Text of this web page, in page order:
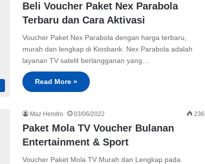
Beli Voucher Paket Nex Parabola
Terbaru dan Cara Aktivasi
Voucher Paket Nex Parabola dengan harga terbaru,
murah dan lengkap di Kiosbank. Nex Parabola adalah
layanan TV satelit berlangganan yang…
Read More »
Maz Hendro 03/06/2022 236
Paket Mola TV Voucher Bulanan
Entertainment & Sport
Voucher Paket Mola TV Murah dan Lengkap pada